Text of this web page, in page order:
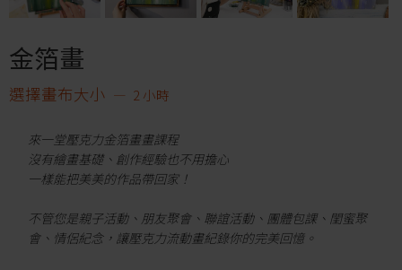
金箔畫
選擇畫布大小 2 小時
來一堂壓克力金箔畫畫課程
沒有繪畫基礎、創作經驗也不用擔心
一樣能把美美的作品帶回家！
不管您是親子活動、朋友聚會、聯誼活動、團體包課、閨蜜聚
會、情侶紀念，讓壓克力流動畫紀錄你的完美回憶。